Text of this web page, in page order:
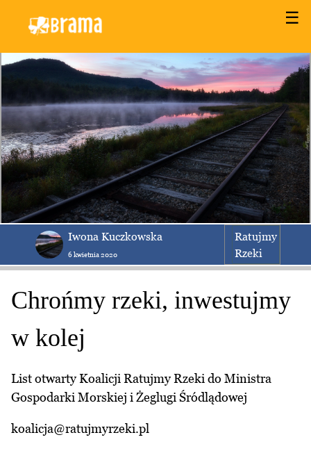
☰
Iwona Kuczkowska
6 kwietnia 2020
Ratujmy
Rzeki
Chrońmy rzeki, inwestujmy
w kolej
List otwarty Koalicji Ratujmy Rzeki do Ministra
Gospodarki Morskiej i Żeglugi Śródlądowej
koalicja@ratujmyrzeki.pl